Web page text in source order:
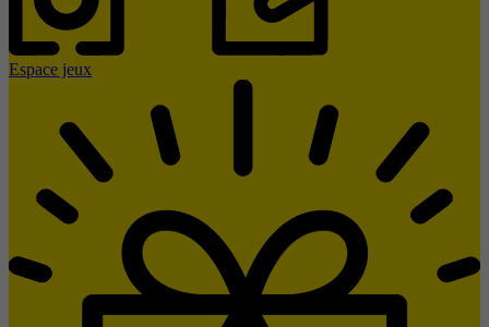
Espace jeux